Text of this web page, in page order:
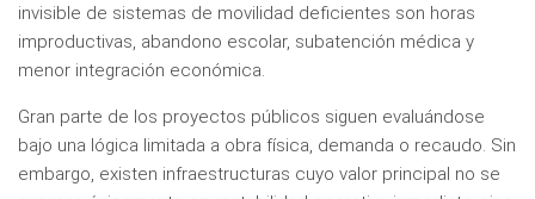
invisible de sistemas de movilidad deficientes son horas
improductivas, abandono escolar, subatención médica y
menor integración económica.
Gran parte de los proyectos públicos siguen evaluándose
bajo una lógica limitada a obra física, demanda o recaudo. Sin
embargo, existen infraestructuras cuyo valor principal no se